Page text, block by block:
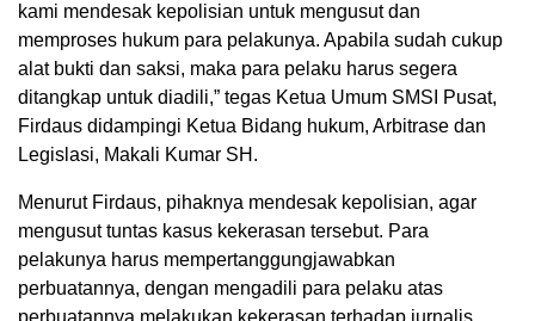
kami mendesak kepolisian untuk mengusut dan
memproses hukum para pelakunya. Apabila sudah cukup
alat bukti dan saksi, maka para pelaku harus segera
ditangkap untuk diadili,” tegas Ketua Umum SMSI Pusat,
Firdaus didampingi Ketua Bidang hukum, Arbitrase dan
Legislasi, Makali Kumar SH.
Menurut Firdaus, pihaknya mendesak kepolisian, agar
mengusut tuntas kasus kekerasan tersebut. Para
pelakunya harus mempertanggungjawabkan
perbuatannya, dengan mengadili para pelaku atas